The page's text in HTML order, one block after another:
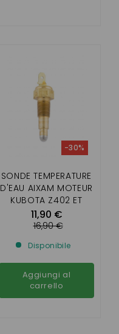
SONDE TEMPERATURE
D'EAU AIXAM MOTEUR
KUBOTA Z402 ET
Z482 (AIXAM)
11,90 €
-30%
16,90 €
Disponibile
Aggiungi al
carrello